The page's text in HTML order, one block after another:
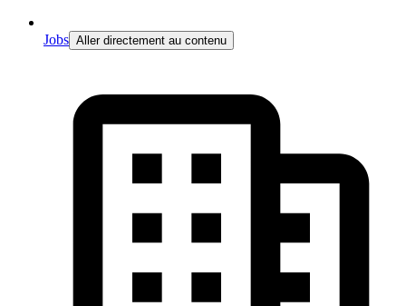
Jobs Aller directement au contenu